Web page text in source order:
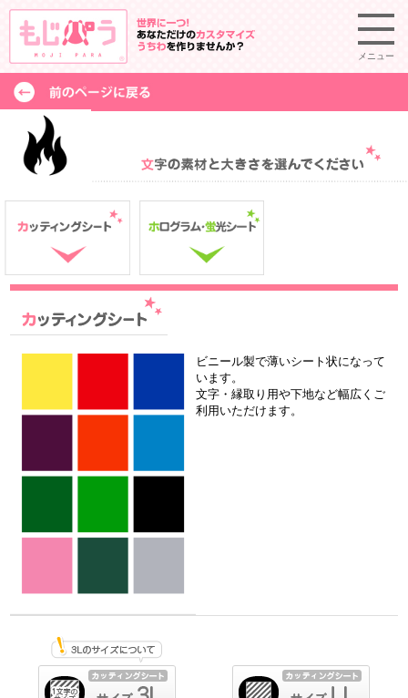
メニュー
ビニール製で薄いシート状になって
います。
文字・縁取り用や下地など幅広くご
利用いただけます。